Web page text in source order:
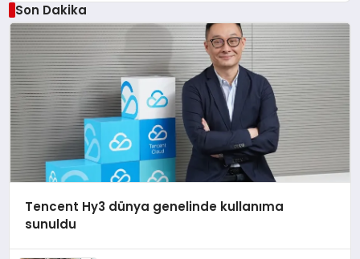
Son Dakika
Tencent Hy3 dünya genelinde kullanıma
sunuldu